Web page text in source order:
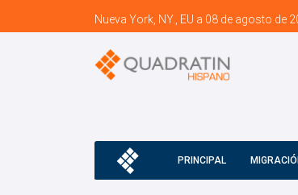
Nueva York, NY., EU a 08 de agosto de
PRINCIPAL